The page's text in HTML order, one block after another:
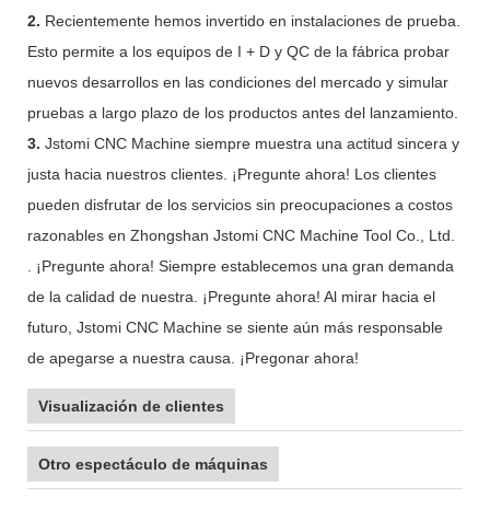
2. Recientemente hemos invertido en instalaciones de prueba.
Esto permite a los equipos de I + D y QC de la fábrica probar
nuevos desarrollos en las condiciones del mercado y simular
pruebas a largo plazo de los productos antes del lanzamiento.
3. Jstomi CNC Machine siempre muestra una actitud sincera y
justa hacia nuestros clientes. ¡Pregunte ahora! Los clientes
pueden disfrutar de los servicios sin preocupaciones a costos
razonables en Zhongshan Jstomi CNC Machine Tool Co., Ltd.
. ¡Pregunte ahora! Siempre establecemos una gran demanda
de la calidad de nuestra. ¡Pregunte ahora! Al mirar hacia el
futuro, Jstomi CNC Machine se siente aún más responsable
de apegarse a nuestra causa. ¡Pregonar ahora!
Visualización de clientes
Otro espectáculo de máquinas